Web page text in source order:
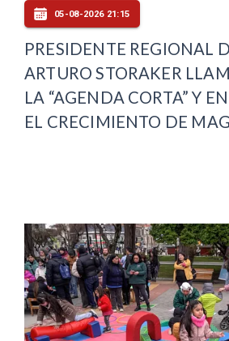
05-08-2026 21:15
PRESIDENTE REGIONAL
ARTURO STORAKER
LA “AGENDA CORTA” Y
EL CRECIMIENTO DE